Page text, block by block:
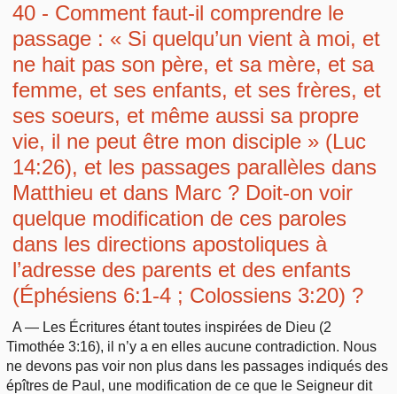
40 - Comment faut-il comprendre le
passage : « Si quelqu’un vient à moi, et
ne hait pas son père, et sa mère, et sa
femme, et ses enfants, et ses frères, et
ses soeurs, et même aussi sa propre
vie, il ne peut être mon disciple » (Luc
14:26), et les passages parallèles dans
Matthieu et dans Marc ? Doit-on voir
quelque modification de ces paroles
dans les directions apostoliques à
l’adresse des parents et des enfants
(Éphésiens 6:1-4 ; Colossiens 3:20) ?
A — Les Écritures étant toutes inspirées de Dieu (2
Timothée 3:16), il n’y a en elles aucune contradiction. Nous
ne devons pas voir non plus dans les passages indiqués des
épîtres de Paul, une modification de ce que le Seigneur dit